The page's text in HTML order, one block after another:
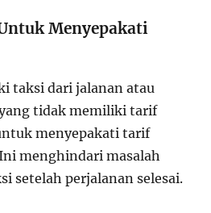
Menyepakati
taksi dari jalanan atau
tidak memiliki tarif
menyepakati tarif
menghindari masalah
setelah perjalanan selesai.